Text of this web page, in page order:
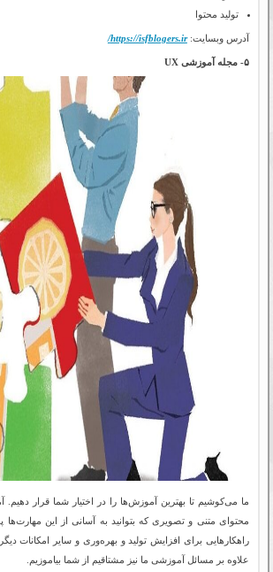
تولید محتوا
آدرس وبسایت:https://isfblogers.ir/
۵- مجله آموزشی UX
ما می‌کوشیم تا بهترین آموزش‌ها را در اختیار شما قرار دهیم.
محتوای متنی و تصویری که بتوانید به آسانی از این مهارت‌ها
راهکارهایی برای افزایش تولید و بهره‌وری و سایر امکانات
علاوه بر مسائل آموزشی ما نیز مشتاقیم از شما بیاموزیم.